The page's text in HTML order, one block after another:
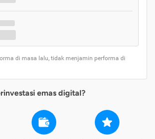
di masa lalu, tidak menjamin performa di
emas digital?